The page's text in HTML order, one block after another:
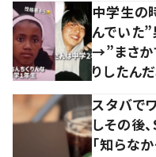
中学生の
んでいた
→”まさか
りしたん
スタバで
しその後
「知らな